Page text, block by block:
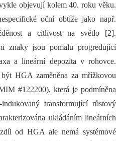
objevují kolem 40. roku věku.
oční obtíže jako např.
a citlivost na světlo [2].
znaky jsou pomalu progredující
a lineární depozita v rohovce.
HGA zaměněna za mřížkovou
#122200), která je podmíněna
transformující růstový
ukládáním lineárních
od HGA ale nemá systémové